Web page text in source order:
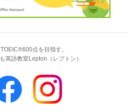
点を目指す。
英語教室Lepton（レプトン）